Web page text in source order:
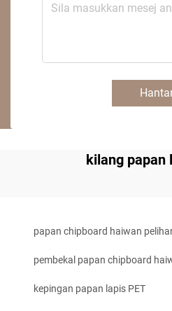
kilang papan
papan chipboard haiwan
pembekal papan chipboard
kepingan papan lapis PET